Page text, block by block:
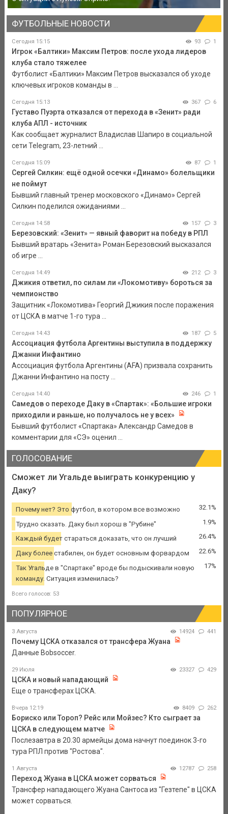
ФУТБОЛЬНЫЕ НОВОСТИ
Сегодня 15:15 93 1
Игрок «Балтики» Максим Петров: после ухода лидеров
клуба стало тяжелее
Футболист «Балтики» Максим Петров высказался об уходе
ключевых игроков команды в ...
Сегодня 15:13 367 6
Густаво Пуэрта отказался от перехода в «Зенит» ради
клуба АПЛ - источник
Как сообщает журналист Владислав Шапиро в социальной
сети Telegram, 23-летний ...
Сегодня 15:09 87 1
Сергей Силкин: ещё одной осечки «Динамо» болельщики
не поймут
Бывший главный тренер московского «Динамо» Сергей
Силкин поделился ожиданиями ...
Сегодня 14:58 157 3
Березовский: «Зенит» — явный фаворит на победу в РПЛ
Бывший вратарь «Зенита» Роман Березовский высказался
об игре ...
Сегодня 14:49 212 3
Джикия ответил, по силам ли «Локомотиву» бороться за
чемпионство
Защитник «Локомотива» Георгий Джикия после поражения
от ЦСКА в матче 1-го тура ...
Сегодня 14:43 187 5
Ассоциация футбола Аргентины выступила в поддержку
Джанни Инфантино
Ассоциация футбола Аргентины (AFA) призвала сохранить
Джанни Инфантино на посту ...
Сегодня 14:40 246 1
Самедов о переходе Даку в «Спартак»: «Большие игроки
приходили и раньше, но получалось не у всех»
Бывший футболист «Спартака» Александр Самедов в
комментарии для «СЭ» оценил ...
ГОЛОСОВАНИЕ
Сможет ли Угальде выиграть конкуренцию у
Даку?
Почему нет? Это футбол, в котором все возможно 32.1%
Трудно сказать. Даку был хорош в "Рубине" 1.9%
Каждый будет стараться доказать, что он лучший 26.4%
Даку более стабилен, он будет основным форвардом 22.6%
Так Угальде в "Спартаке" вроде бы подыскивали новую
команду. Ситуация изменилась?
17%
Всего голосов: 53
ПОПУЛЯРНОЕ
3 Августа 14924 441
Почему ЦСКА отказался от трансфера Жуана
Данные Bobsoccer.
29 Июля 23327 429
ЦСКА и новый нападающий
Еще о трансферах ЦСКА.
Вчера 12:19 8409 262
Бориско или Тороп? Рейс или Мойзес? Кто сыграет за
ЦСКА в следующем матче
Послезавтра в 20.30 армейцы дома начнут поединок 3-го
тура РПЛ против "Ростова".
1 Августа 12787 258
Переход Жуана в ЦСКА может сорваться
Трансфер нападающего Жуана Сантоса из "Гезтепе" в ЦСКА
может сорваться.